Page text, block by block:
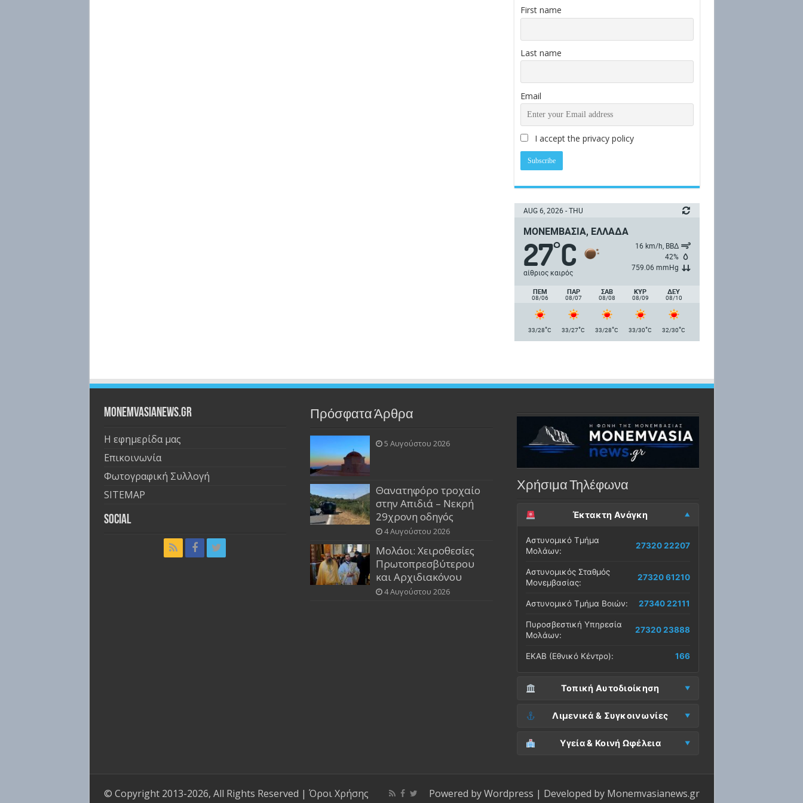
First name
Last name
Email
I accept the privacy policy
AUG 6, 2026 - THU
ΜΟΝΕΜΒΑΣΙΆ, ΕΛΛΆΔΑ
27°C
αίθριος καιρός
16 km/h, ΒΒΔ
42%
759.06 mmHg
ΠΈΜ
08/06
ΠΑΡ
08/07
ΣΑΒ
08/08
ΚΥΡ
08/09
ΔΕΥ
08/10
33/28°C 33/27°C 33/28°C 33/30°C 32/30°C
Monemvasianews.gr
Η εφημερίδα μας
Επικοινωνία
Φωτογραφική Συλλογή
SITEMAP
Social
Πρόσφατα Άρθρα
5 Αυγούστου 2026
Θανατηφόρο τροχαίο
στην Απιδιά – Νεκρή
29χρονη οδηγός
4 Αυγούστου 2026
Μολάοι: Χειροθεσίες
Πρωτοπρεσβύτερου
και Αρχιδιακόνου
4 Αυγούστου 2026
Χρήσιμα Τηλέφωνα
Έκτακτη Ανάγκη
Αστυνομικό Τμήμα
Μολάων:
27320 22207
Αστυνομικός Σταθμός
Μονεμβασίας:
27320 61210
Αστυνομικό Τμήμα Βοιών: 27340 22111
Πυροσβεστική Υπηρεσία
Μολάων:
27320 23888
ΕΚΑΒ (Εθνικό Κέντρο): 166
Τοπική Αυτοδιοίκηση
Δήμος Μονεμβασίας
(Έδρα):
27323 60500
Δ.Ε. Μονεμβασίας
27323 60019
ΚΕΠ Μονεμβασίας: 27323 60031
Λιμενικά & Συγκοινωνίες
Λιμεναρχείο
Μονεμβασίας:
27320 61266
ΚΤΕΛ Λακωνίας (Σταθμός
Μολάων):
27320 22209
Υγεία & Κοινή Ωφέλεια
Powered byWordpress | Developed by Monemvasianews.gr
© Copyright 2013-2026, All Rights Reserved | Όροι Χρήσης